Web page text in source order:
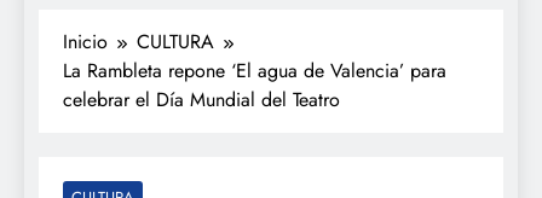
Inicio
CULTURA
La Rambleta repone ‘El agua de Valencia’ para
celebrar el Día Mundial del Teatro